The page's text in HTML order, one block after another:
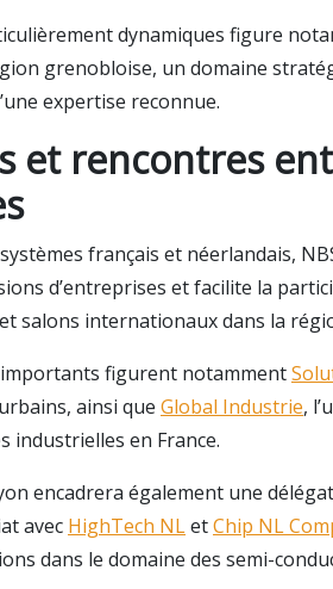
dynamiques figure
grenobloise, un domaine
expertise reconnue.
et rencontres
français et néerlandais,
d’entreprises et facilite la
salons internationaux dans la
figurent notamment
ainsi que Global Industrie,
industrielles en France.
encadrera également une
avec HighTech NLetChip NL
dans le domaine des semi-